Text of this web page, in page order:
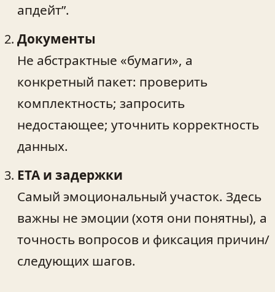
апдейт”.
Документы
Не абстрактные «бумаги», а
конкретный пакет: проверить
комплектность; запросить
недостающее; уточнить корректность
данных.
ETA и задержки
Самый эмоциональный участок. Здесь
важны не эмоции (хотя они понятны), а
точность вопросов и фиксация причин/
следующих шагов.